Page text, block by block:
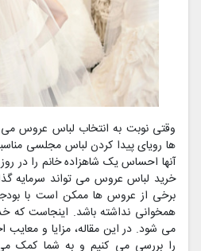
وقتی نوبت به انتخاب لباس عروس
ها رویای پیدا کردن لباس مجلسی
آنها احساس یک شاهزاده خانم را در
خرید لباس عروس می تواند سرمایه
برخی از عروس ها ممکن است با بودجه
همخوانی نداشته باشد. اینجاست که
می شود. در این مقاله، مزایا و معایب
را بررسی می کنیم و به شما کمک می